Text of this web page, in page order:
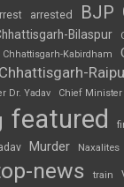
arrested BJP
Bilaspur
Chhattisgarh-Kabirdham
Chhattisgarh-
Dr. Yadav Chief Minister
featured
Murder Naxalites
news train